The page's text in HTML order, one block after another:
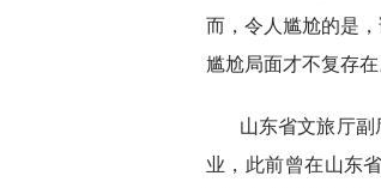
而，令人尴尬的是
尴尬局面才不复存在
山东省文旅厅
业，此前曾在山东